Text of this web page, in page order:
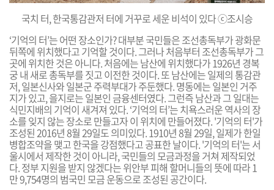
국치 터, 한국통감관저 터에 거꾸로 세운 비석이 있다 ⓒ조시승
‘기억의 터’는 어떤 장소인가?대부분 국민들은 조선총독부가 광화문
뒤쪽에 위치했다고 기억할 것이다. 그러나 처음부터 조선총독부가 그
곳에 위치한 것은 아니다. 처음에는 남산에 위치했다가 1926년 경복
궁내 새로 총독부를 짓고 이전한 것이다. 또 남산에는 일제의 통감관
저, 일본신사와 일본군 주력부대가 주둔했다. 명동에는 일본인 거주
지가 있고, 을지로는 일본인 금융센터였다. 그런즉 남산과 그 일대는
식민지배의 기억이 새겨져 있다. ‘기억의 터’는 치욕스러운 역사의 장
소를 잊지 않는 장소로 만들고자 이 위치에 만들어졌다. '기억의 터'가
조성된 2016년 8월 29일도 의미있다. 1910년 8월 29일, 일제가 한일
병합조약을 맺고 한국을 강점했다고 공표한 날이다. '기억의 터'는 서
울시에서 제작한 것이 아니라, 국민들의 모금과정을 거쳐 제작되었
다. 정부 지원을 받지 않겠다는 위안부 피해 할머니들의 뜻에 따라 1
만9,754명의 범국민 모금 운동으로 조성된 공간이다.